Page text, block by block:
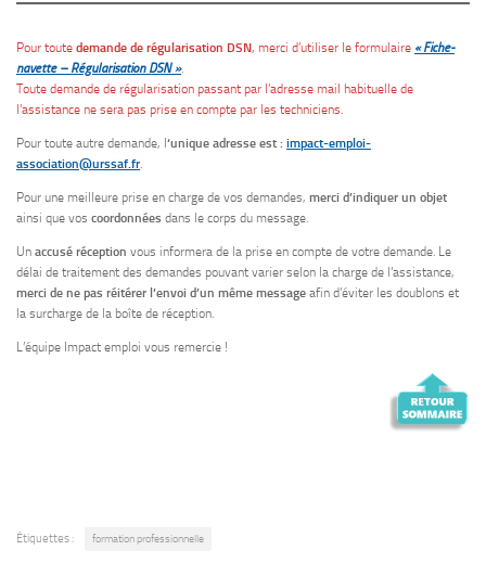
Pour toute demande de régularisation DSN, merci d’utiliser le formulaire « Fiche-
navette – Régularisation DSN ».
Toute demande de régularisation passant par l’adresse mail habituelle de
l’assistance ne sera pas prise en compte par les techniciens.
Pour toute autre demande, l ‘unique adresse est : impact-emploi-
association@urssaf.fr.
Pour une meilleure prise en charge de vos demandes, merci d’indiquer un objet
ainsi que vos coordonnées dans le corps du message.
Un accusé réception vous informera de la prise en compte de votre demande. Le
délai de traitement des demandes pouvant varier selon la charge de l’assistance,
merci de ne pas réitérer l’envoi d’un même message afin d’éviter les doublons et
la surcharge de la boîte de réception.
L’équipe Impact emploi vous remercie !
Étiquettes : formation professionnelle